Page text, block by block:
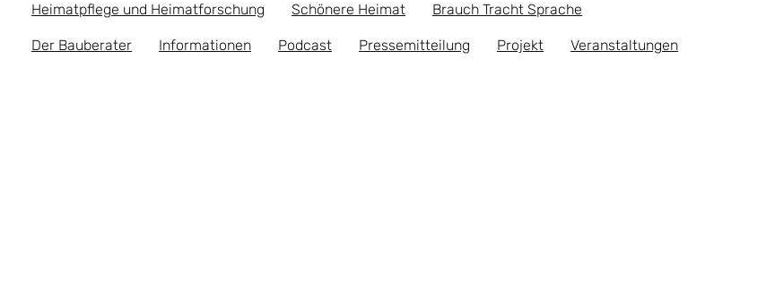
Heimatpflege und Heimatforschung Schönere Heimat Brauch Tracht Sprache
Der Bauberater Informationen Podcast Pressemitteilung Projekt Veranstaltungen